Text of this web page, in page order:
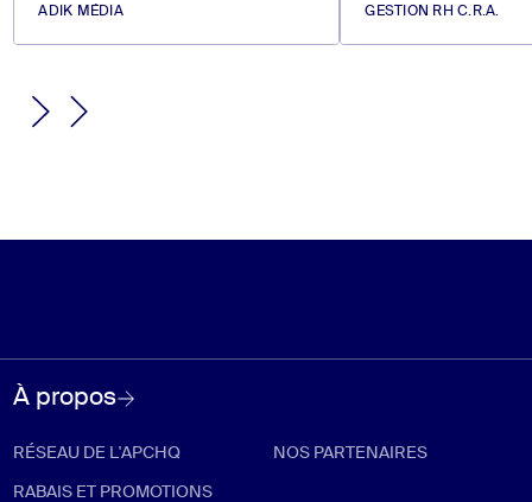
ADIK MÉDIA GESTION RH C.R.A.
À propos
RÉSEAU DE L'APCHQ NOS PARTENAIRES
RABAIS ET PROMOTIONS